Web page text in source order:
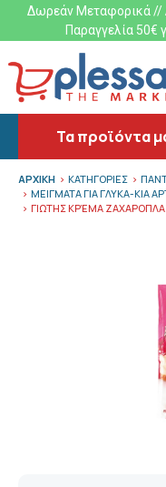
Δωρεάν Μεταφορικά //
Παραγγελία 50€
Τα προϊόντα
ΑΡΧΙΚΗ ΚΑΤΗΓΟΡΙΕΣ
ΜΕΙΓΜΑΤΑ ΓΙΑ ΓΛΥΚΑ-ΚΙΑ
ΓΙΩΤΗΣ ΚΡΈΜΑ